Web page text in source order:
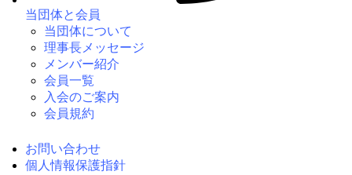
当団体と会員
当団体について
理事長メッセージ
メンバー紹介
会員一覧
入会のご案内
会員規約
お問い合わせ
個人情報保護指針